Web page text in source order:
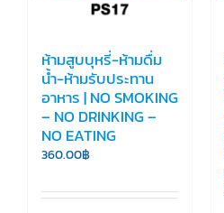
ห้ามสูบบุหรี่-ห้ามดื่ม
น้ำ-ห้ามรับประทาน
อาหาร | NO SMOKING
– NO DRINKING –
NO EATING
360.00฿